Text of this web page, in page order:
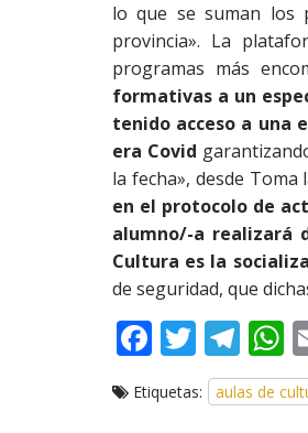
lo que se suman los
provincia». La
programas más
formativas a un
tenido acceso a una
era Covid
la fecha», desde Toma
en el protocolo de
alumno/-a realizará
Cultura es la
de seguridad, que
F
e
T
w
itt
T
el
e
h
Etiquetas: aulas de